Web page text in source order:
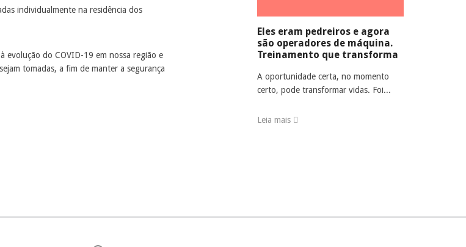
individualmente na residência dos
evolução do COVID-19 em nossa região e
tomadas, a fim de manter a segurança
Eles eram pedreiros e agora
são operadores de máquina.
Treinamento que transforma
A oportunidade certa, no momento
certo, pode transformar vidas. Foi...
Leia mais